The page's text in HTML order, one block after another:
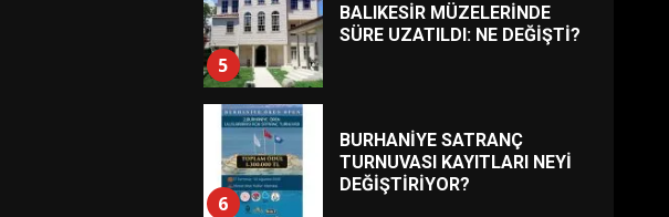
5
BALIKESİR MÜZELERİNDE
SÜRE UZATILDI: NE DEĞİŞTİ?
6
BURHANİYE SATRANÇ
TURNUVASI KAYITLARI NEYİ
DEĞİŞTİRİYOR?